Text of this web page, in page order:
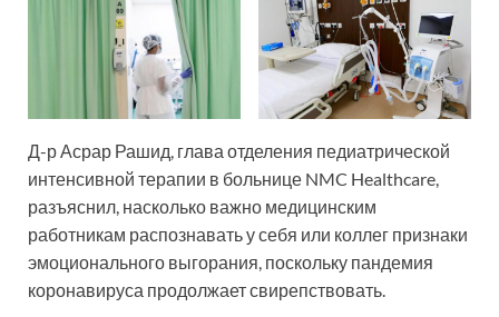
Д-р Асрар Рашид, глава отделения педиатрической
интенсивной терапии в больнице NMC Healthcare,
разъяснил, насколько важно медицинским
работникам распознавать у себя или коллег признаки
эмоционального выгорания, поскольку пандемия
коронавируса продолжает свирепствовать.